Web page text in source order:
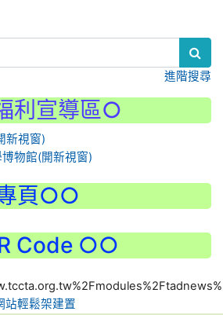
進階搜尋
利宣導區○
頁○○
Code ○○